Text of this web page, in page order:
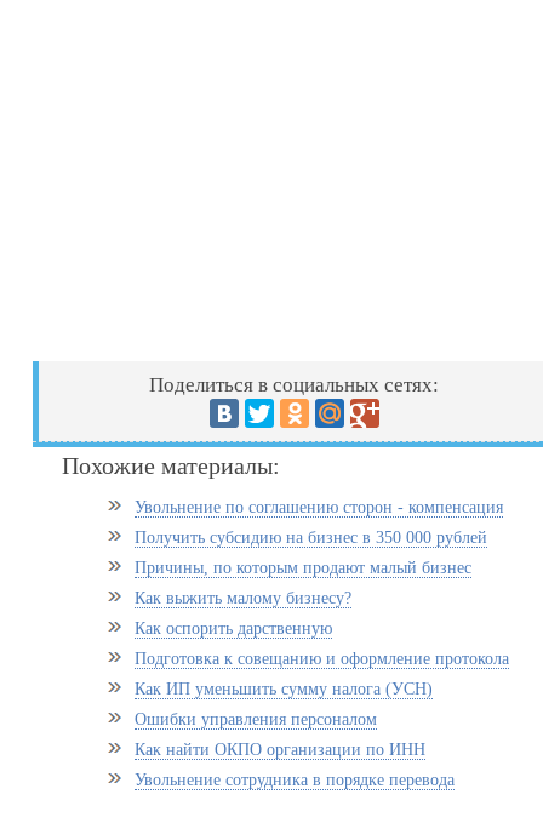
Поделиться в социальных сетях:
Похожие материалы:
Увольнение по соглашению сторон - компенсация
Получить субсидию на бизнес в 350 000 рублей
Причины, по которым продают малый бизнес
Как выжить малому бизнесу?
Как оспорить дарственную
Подготовка к совещанию и оформление протокола
Как ИП уменьшить сумму налога (УСН)
Ошибки управления персоналом
Как найти ОКПО организации по ИНН
Увольнение сотрудника в порядке перевода